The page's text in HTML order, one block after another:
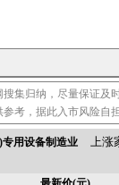
集归纳，尽量保证及
考，据此入市风险自担
专用设备制造业 上涨